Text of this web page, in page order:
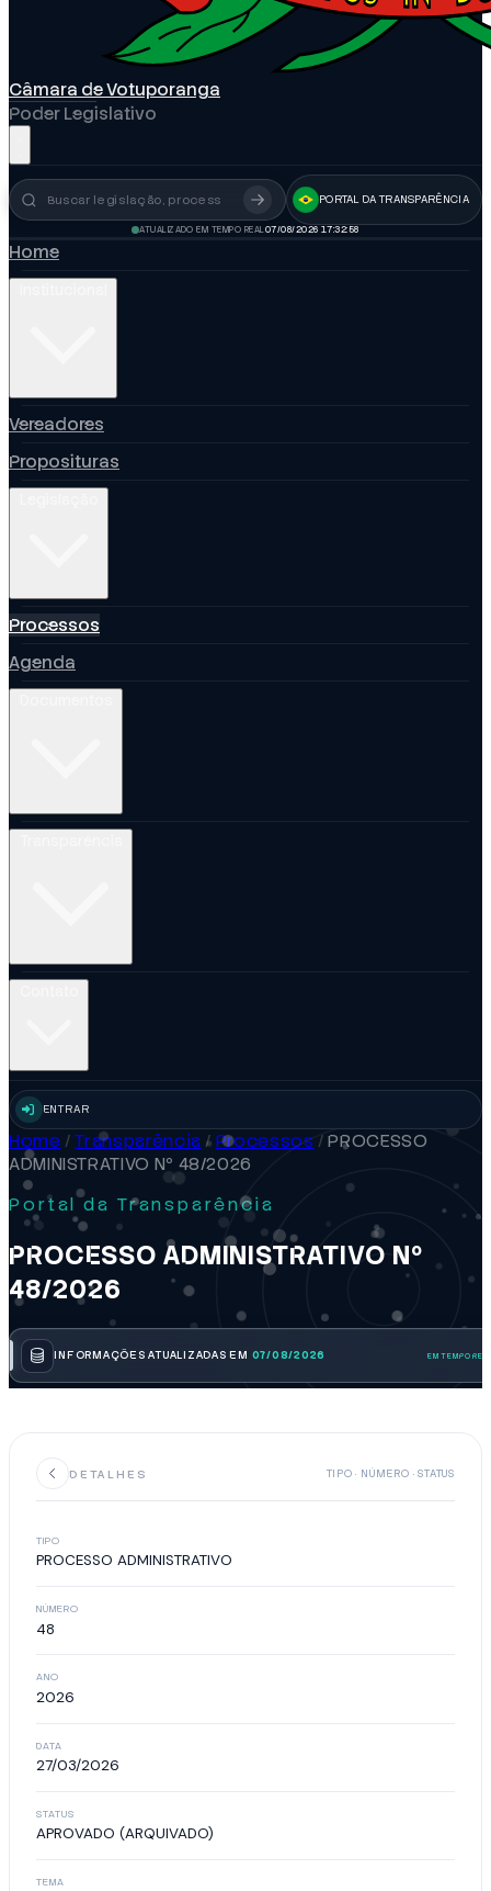
Câmara de Votuporanga
Poder Legislativo
Busca no portal PORTAL DA TRANSPARÊNCIA
ATUALIZADO EM TEMPO REAL 07/08/2026 17:33:00
Home
Vereadores
Proposituras
Processos
Agenda
ENTRAR
Home / Transparência /Processos / PROCESSO
ADMINISTRATIVO Nº 48/2026
Portal da Transparência
PROCESSO ADMINISTRATIVO Nº
48/2026
INFORMAÇÕES ATUALIZADAS EM 07/08/2026
DETALHES TIPO · NÚMERO · STATUS
TIPO
PROCESSO ADMINISTRATIVO
NÚMERO
48
ANO
2026
DATA
27/03/2026
STATUS
APROVADO (ARQUIVADO)
TEMA